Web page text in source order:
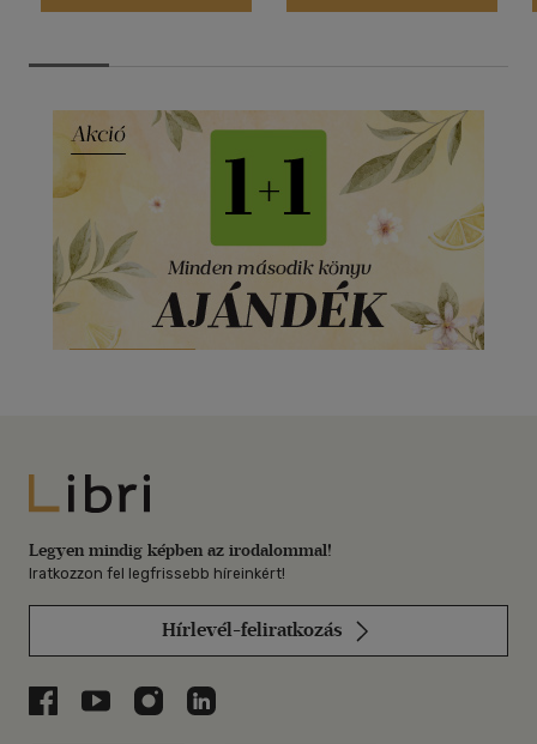
Libri
Legyen mindig képben az irodalommal!
Iratkozzon fel legfrissebb híreinkért!
Hírlevél-feliratkozás
Libri a Facebookon
Libri a Youtube-on
Libri az Instagramon
Libri a LinkedInen